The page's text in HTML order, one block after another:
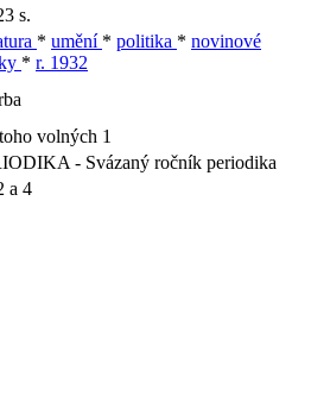
s.
* umění * politika * novinové
* r. 1932
volných 1
- Svázaný ročník periodika
a 4